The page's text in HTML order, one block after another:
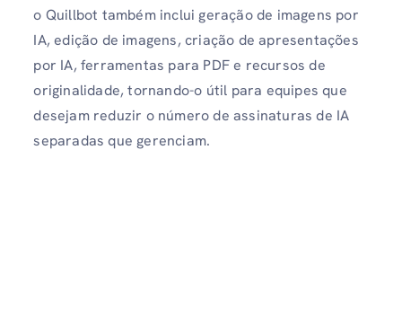
o Quillbot também inclui geração de imagens por
IA, edição de imagens, criação de apresentações
por IA, ferramentas para PDF e recursos de
originalidade, tornando-o útil para equipes que
desejam reduzir o número de assinaturas de IA
separadas que gerenciam.